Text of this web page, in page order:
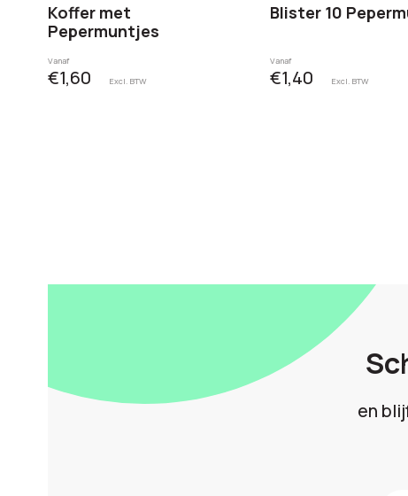
Koffer met
Pepermuntjes
Vanaf
€1,60 Excl. BTW
Blister 10
Vanaf
€1,40 Excl. BTW
en